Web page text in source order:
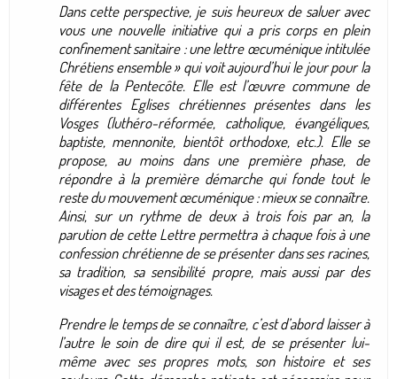
Dans cette perspective, je suis heureux de saluer avec
vous une nouvelle initiative qui a pris corps en plein
confinement sanitaire : une lettre œcuménique intitulée
Chrétiens ensemble » qui voit aujourd’hui le jour pour la
fête de la Pentecôte. Elle est l’œuvre commune de
différentes Eglises chrétiennes présentes dans les
Vosges (luthéro-réformée, catholique, évangéliques,
baptiste, mennonite, bientôt orthodoxe, etc.). Elle se
propose, au moins dans une première phase, de
répondre à la première démarche qui fonde tout le
reste du mouvement œcuménique : mieux se connaître.
Ainsi, sur un rythme de deux à trois fois par an, la
parution de cette Lettre permettra à chaque fois à une
confession chrétienne de se présenter dans ses racines,
sa tradition, sa sensibilité propre, mais aussi par des
visages et des témoignages.
Prendre le temps de se connaître, c’est d’abord laisser à
l’autre le soin de dire qui il est, de se présenter lui-
même avec ses propres mots, son histoire et ses